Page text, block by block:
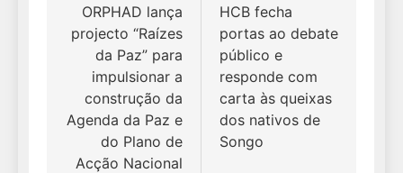
de
Post
ORPHAD lança
projecto “Raízes
da Paz” para
impulsionar a
construção da
Agenda da Paz e
do Plano de
Acção Nacional
HCB fecha
portas ao debate
público e
responde com
carta às queixas
dos nativos de
Songo